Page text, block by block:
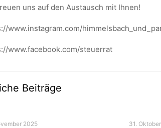
uns auf den Austausch mit Ihnen!
www.instagram.com/
www.facebook.com/steuerrat
Beiträge
2025 31.